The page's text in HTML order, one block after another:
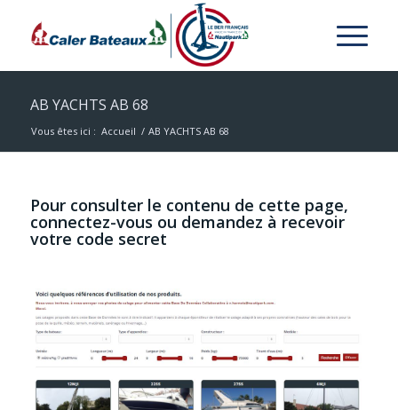
AB YACHTS AB 68
Vous êtes ici : Accueil / AB YACHTS AB 68
Pour consulter le contenu de cette page,
connectez-vous ou demandez à recevoir
votre code secret